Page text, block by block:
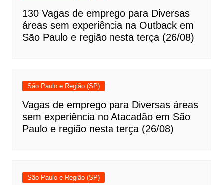
130 Vagas de emprego para Diversas
áreas sem experiência na Outback em
São Paulo e região nesta terça (26/08)
São Paulo e Região (SP)
Vagas de emprego para Diversas áreas
sem experiência no Atacadão em São
Paulo e região nesta terça (26/08)
São Paulo e Região (SP)